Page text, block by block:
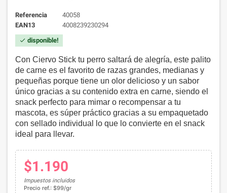
Referencia
40058
EAN13
4008239230294
check disponible!
Con Ciervo Stick tu perro saltará de alegría, este palito
de carne es el favorito de razas grandes, medianas y
pequeñas porque tiene un olor delicioso y un sabor
único gracias a su contenido extra en carne, siendo el
snack perfecto para mimar o recompensar a tu
mascota, es súper práctico gracias a su empaquetado
con sellado individual lo que lo convierte en el snack
ideal para llevar.
$1.190
Impuestos incluidos
Precio ref.: $99/gr